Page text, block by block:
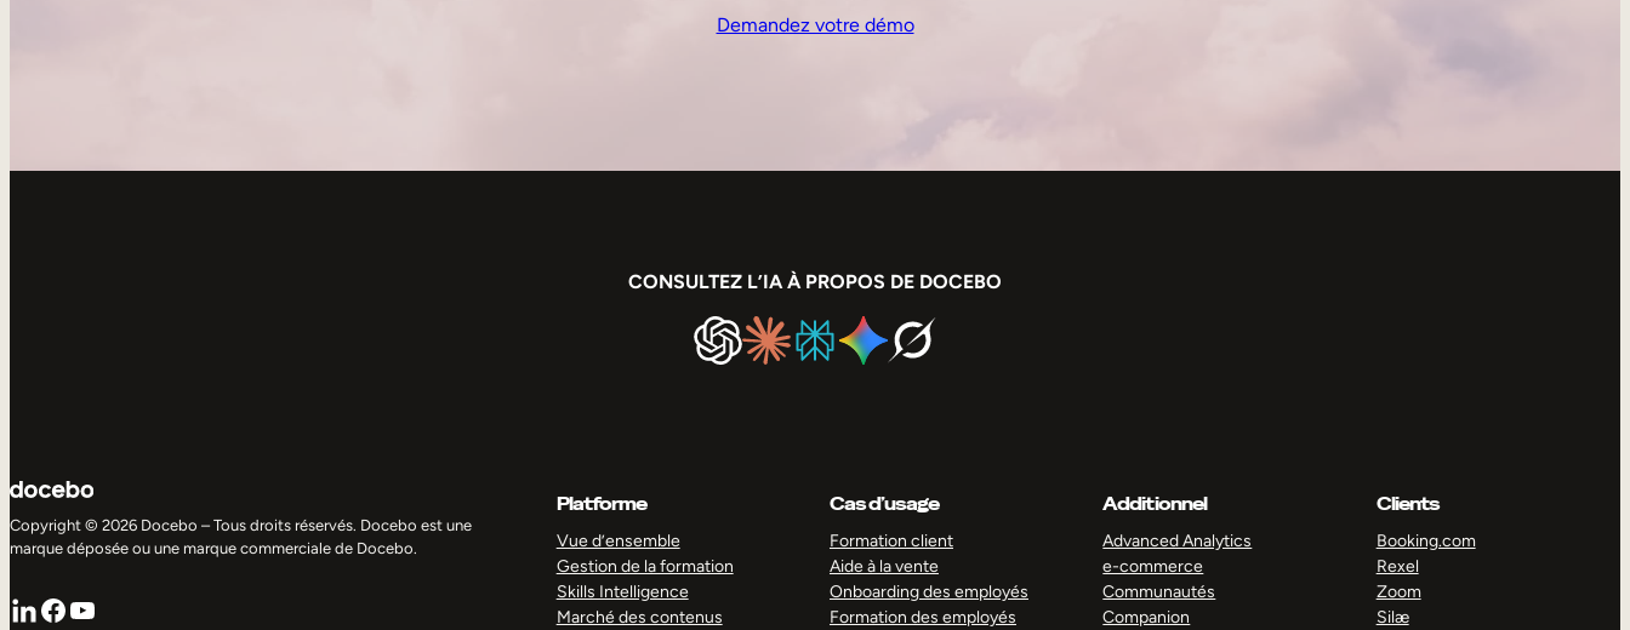
Demandez votre démo
CONSULTEZ L’IA À PROPOS DE DOCEBO
Copyright © 2026 Docebo – Tous droits réservés. Docebo est une
marque déposée ou une marque commerciale de Docebo.
LinkedIn
Facebook
YouTube
Platforme
Vue d’ensemble
Gestion de la formation
Skills Intelligence
Marché des contenus
Cas d’usage
Formation client
Aide à la vente
Onboarding des employés
Formation des employés
Additionnel
Advanced Analytics
e-commerce
Communautés
Companion
Clients
Booking.com
Rexel
Zoom
Silæ